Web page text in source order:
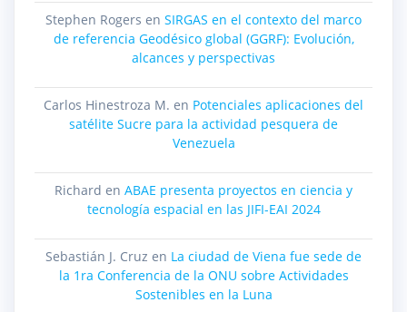
Stephen Rogers en SIRGAS en el contexto del marco
de referencia Geodésico global (GGRF): Evolución,
alcances y perspectivas
Carlos Hinestroza M. en Potenciales aplicaciones del
satélite Sucre para la actividad pesquera de
Venezuela
Richard en ABAE presenta proyectos en ciencia y
tecnología espacial en las JIFI-EAI 2024
Sebastián J. Cruz en La ciudad de Viena fue sede de
la 1ra Conferencia de la ONU sobre Actividades
Sostenibles en la Luna